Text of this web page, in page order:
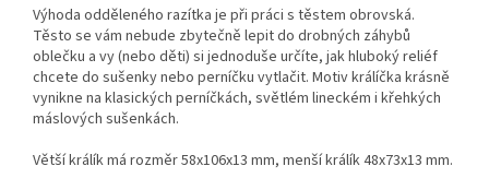
Výhoda odděleného razítka je při práci s těstem obrovská.
Těsto se vám nebude zbytečně lepit do drobných záhybů
oblečku a vy (nebo děti) si jednoduše určíte, jak hluboký reliéf
chcete do sušenky nebo perníčku vytlačit. Motiv králíčka krásně
vynikne na klasických perníčkách, světlém lineckém i křehkých
máslových sušenkách.
Větší králík má rozměr 58x106x13 mm, menší králík 48x73x13 mm.